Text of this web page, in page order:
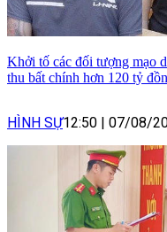
Khởi tố các đối tượng mạo
thu bất chính hơn 120 tỷ
HÌNH SỰ12:50 | 07/08/